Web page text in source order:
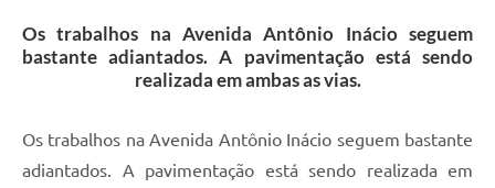
Os trabalhos na Avenida Antônio Inácio seguem
bastante adiantados. A pavimentação está sendo
realizada em ambas as vias.
Os trabalhos na Avenida Antônio Inácio seguem bastante
adiantados. A pavimentação está sendo realizada em